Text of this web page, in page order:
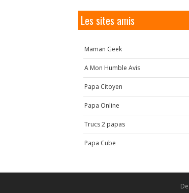
Les sites amis
Maman Geek
A Mon Humble Avis
Papa Citoyen
Papa Online
Trucs 2 papas
Papa Cube